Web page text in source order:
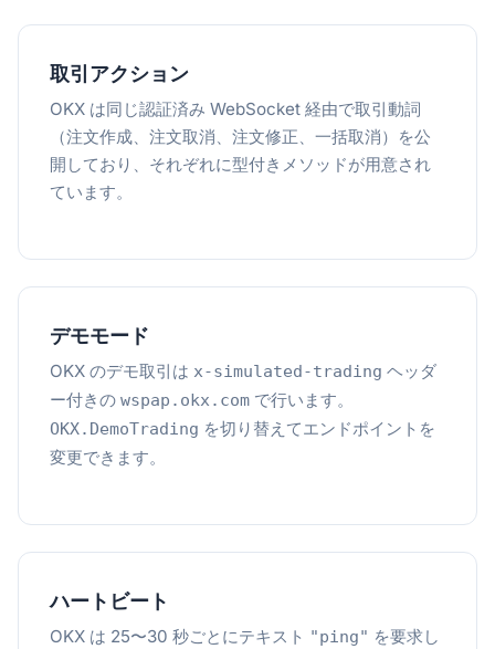
取引アクション
OKX は同じ認証済み WebSocket 経由で取引動詞
（注文作成、注文取消、注文修正、一括取消）を公
開しており、それぞれに型付きメソッドが用意され
ています。
デモモード
OKX のデモ取引は x-simulated-trading ヘッダ
ー付きの wspap.okx.com で行います。
OKX.DemoTrading を切り替えてエンドポイントを
変更できます。
ハートビート
OKX は 25〜30 秒ごとにテキスト "ping" を要求し